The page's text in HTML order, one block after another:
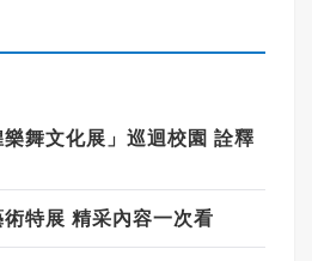
舞文化展」巡迴校園 詮釋
特展 精采內容一次看